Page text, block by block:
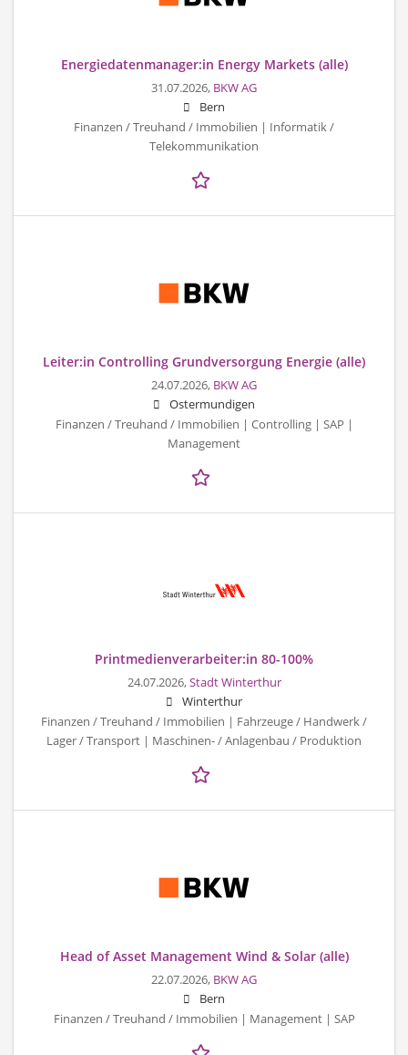
Energiedatenmanager:in Energy Markets (alle)
31.07.2026, BKW AG
Bern
Finanzen / Treuhand / Immobilien | Informatik /
Telekommunikation
Leiter:in Controlling Grundversorgung Energie (alle)
24.07.2026, BKW AG
Ostermundigen
Finanzen / Treuhand / Immobilien | Controlling | SAP |
Management
Printmedienverarbeiter:in 80-100%
24.07.2026,Stadt Winterthur
Winterthur
Finanzen / Treuhand / Immobilien | Fahrzeuge / Handwerk /
Lager / Transport | Maschinen- / Anlagenbau / Produktion
Head of Asset Management Wind & Solar (alle)
22.07.2026, BKW AG
Bern
Finanzen / Treuhand / Immobilien | Management | SAP